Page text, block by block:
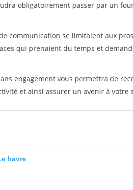
obligatoirement passer par un
communication se limitaient aux
qui prenaient du temps et
engagement vous permettra de
et ainsi assurer un avenir à votre
havre